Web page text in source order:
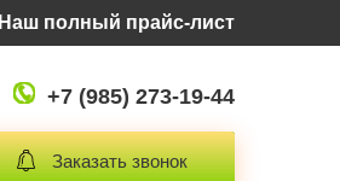
Наш полный прайс-лист
+7 (985) 273-19-44
Заказать звонок